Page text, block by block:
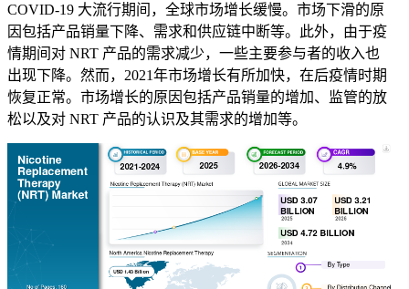
COVID-19 大流行期间，全球市场增长缓慢。市场下滑的原
因包括产品销量下降、需求和供应链中断等。此外，由于疫
情期间对 NRT 产品的需求减少，一些主要参与者的收入也
出现下降。然而，2021年市场增长有所加快，在后疫情时期
恢复正常。市场增长的原因包括产品销量的增加、监管的放
松以及对 NRT 产品的认识及其需求的增加等。